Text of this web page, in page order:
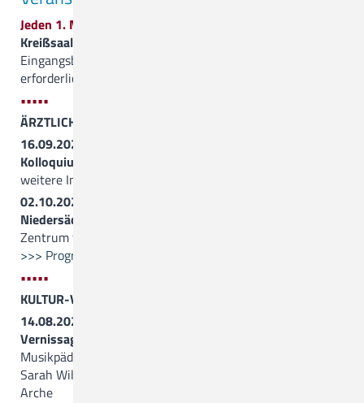
Jeden 1. Mittwoch im Monat
Kreißsaalführung
Eingangsbereich von Haus 1, Anmeldung nicht
erforderlich
•••••
ÄRZTLICHE FORTBILDUNGEN
16.09.2026, 15.00 Uhr
Kolloquium des Neuro-Zentrums
weitere Informationen folgen
02.10.2026, 9.30 Uhr
Niedersächsische PIA-Leitungstagung
Zentrum für Seelische Gesundheit
>>> Programm (PDF)
•••••
KULTUR-VERANSTALTUNGEN
14.08.2026, 17.00 Uhr
Vernissage und Konzert
Musikpädagogen Aldo Brecke und der Opernsängerin
Sarah Williamson
Arche